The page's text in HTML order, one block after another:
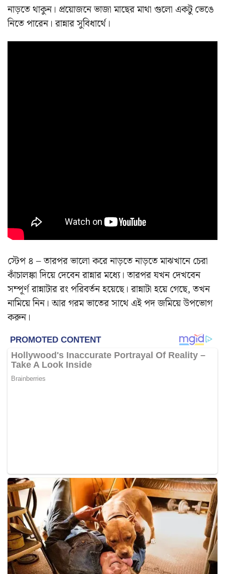
নাড়তে থাকুন। প্রয়োজনে ভাজা মাছের মাথা গুলো একটু ভেঙে
নিতে পারেন। রান্নার সুবিধার্থে।
স্টেপ ৪ – তারপর ভালো করে নাড়তে নাড়তে মাঝখানে চেরা
কাঁচালঙ্কা দিয়ে দেবেন রান্নার মধ্যে। তারপর যখন দেখবেন
সম্পূর্ণ রান্নাটার রং পরিবর্তন হয়েছে। রান্নাটা হয়ে গেছে, তখন
নামিয়ে নিন। আর গরম ভাতের সাথে এই পদ জমিয়ে উপভোগ
করুন।